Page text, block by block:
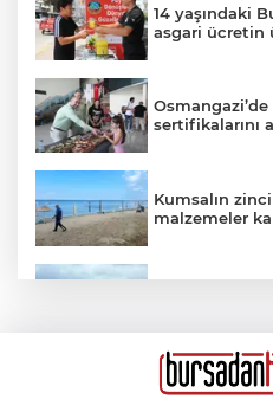
14 yaşındaki
asgari ücretin
sertifikalarını
Kumsalın
malzemeler
Ümraniye'de